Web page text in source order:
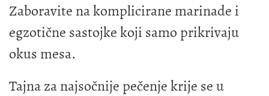
Zaboravite na komplicirane marinade i
egzotične sastojke koji samo prikrivaju
okus mesa.
Tajna za najsočnije pečenje krije se u